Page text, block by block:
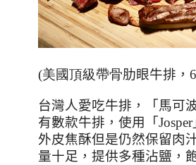
(美國頂級帶骨肋眼牛排，
台灣人愛吃牛排，「馬可
有數款牛排，使用「 Josper
外皮焦酥但是仍然保留肉
量十足，提供多種沾鹽，